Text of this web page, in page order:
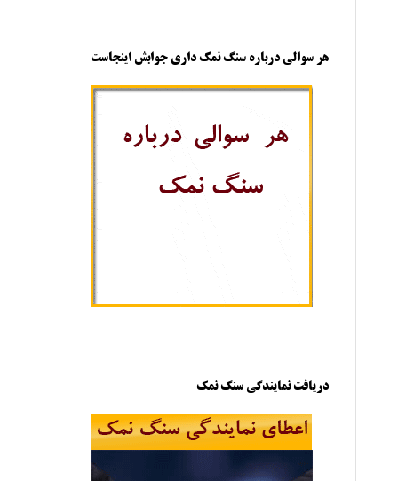
هر سوالی درباره سنگ نمک داری جوابش اینجاست
دریافت نمایندگی سنگ نمک